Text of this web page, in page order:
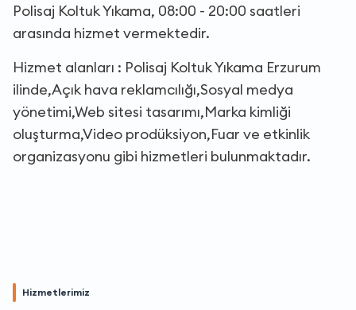
Polisaj Koltuk Yıkama, 08:00 - 20:00 saatleri
arasında hizmet vermektedir.
Hizmet alanları : Polisaj Koltuk Yıkama Erzurum
ilinde,Açık hava reklamcılığı,Sosyal medya
yönetimi,Web sitesi tasarımı,Marka kimliği
oluşturma,Video prodüksiyon,Fuar ve etkinlik
organizasyonu gibi hizmetleri bulunmaktadır.
Hizmetlerimiz